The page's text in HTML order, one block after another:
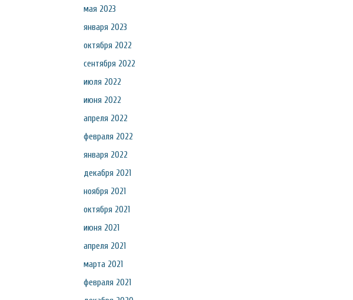
мая 2023
января 2023
октября 2022
сентября 2022
июля 2022
июня 2022
апреля 2022
февраля 2022
января 2022
декабря 2021
ноября 2021
октября 2021
июня 2021
апреля 2021
марта 2021
февраля 2021